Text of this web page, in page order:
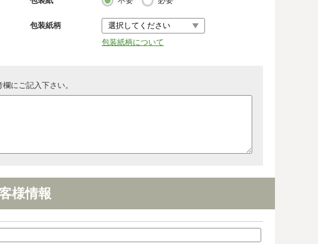
包装紙柄
包装紙柄について
にご記入下さい。
様情報